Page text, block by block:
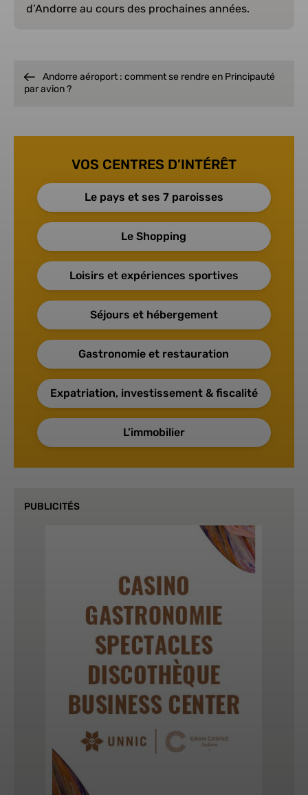
d’Andorre au cours des prochaines années.
VOS CENTRES D’INTÉRÊT
Le pays et ses 7 paroisses
Le Shopping
Loisirs et expériences sportives
Séjours et hébergement
Gastronomie et restauration
Expatriation, investissement & fiscalité
L’immobilier
PUBLICITÉS
Andorre aéroport : comment se rendre en Principauté
par avion ?